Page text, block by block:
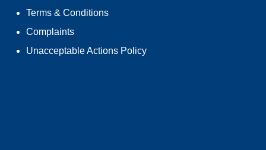
Terms & Conditions
Complaints
Unacceptable Actions Policy